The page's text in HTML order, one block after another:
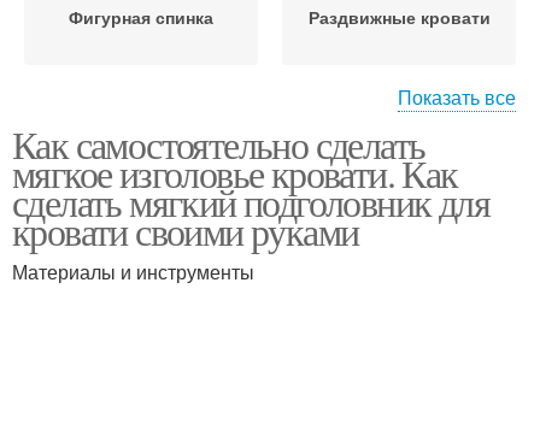
Фигурная спинка Раздвижные кровати
Двухъярусные кровати
лестницами
Кровати из фанеры
Показать все
Как самостоятельно сделать
мягкое изголовье кровати. Как
сделать мягкий подголовник для
кровати своими руками
Материалы и инструменты